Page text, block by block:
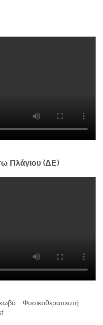
Πλάγιου (ΔΕ)
- Φυσικοθεραπευτή -